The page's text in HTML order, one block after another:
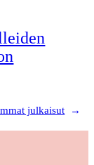
julkaisut →